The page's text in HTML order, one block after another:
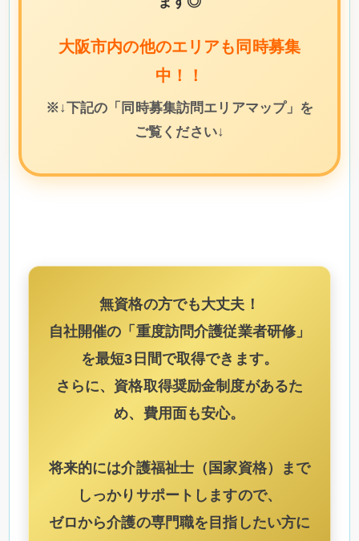
大阪市内の他のエリアも同時募集
中！！
※↓下記の「同時募集訪問エリアマップ」を
ご覧ください↓
無資格の方でも大丈夫！
自社開催の「重度訪問介護従業者研修」
を最短3日間で取得できます。
さらに、資格取得奨励金制度があるた
め、費用面も安心。
将来的には介護福祉士（国家資格）
まで
しっかりサポートしますので、
ゼロから介護の専門職を目指したい方に